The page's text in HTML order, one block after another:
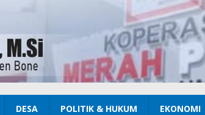
DESA POLITIK & HUKUM EKONOMI